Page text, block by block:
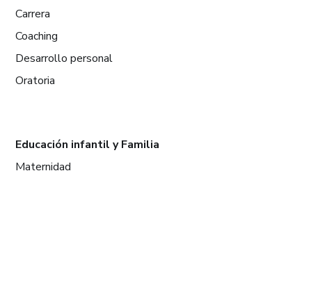
Carrera
Coaching
Desarrollo personal
Oratoria
Educación infantil y Familia
Maternidad